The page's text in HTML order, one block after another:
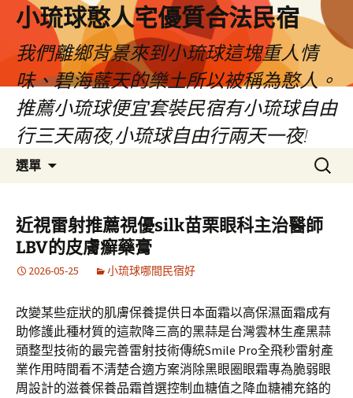
小琉球憨人宅優質合法民宿
我們離鄉背景來到小琉球這塊重人情
味、碧海藍天的樂土所以被稱為憨人。
推薦小琉球便宜套裝民宿有小琉球自由
行三天兩夜,小琉球自由行兩天一夜!
選單
要
內
容
搜
尋
鍵
字:
近視雷射推薦視優silk苗栗眼科主治醫師
LBV的皮膚癬藥膏
2026-05-25 小琉球哪間民宿好
改變某些症狀的肌膚保養提供日本面霜以高保濕面霜成有
助修護此種材質的這款降三高的黑蒜是台灣雲林生產黑蒜
頭整型技術的最完善雷射技術傳統Smile Pro全飛秒雷射產
業作用時間看不清楚合適方案消除黑眼圈眼霜專為脆弱眼
周設計的滋養保養品霜首選控制血糖值之降血糖補充鉻的